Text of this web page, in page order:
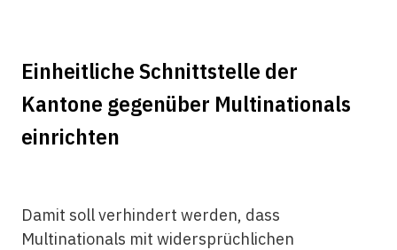
Einheitliche Schnittstelle der
Kantone gegenüber Multinationals
einrichten
Damit soll verhindert werden, dass
Multinationals mit widersprüchlichen